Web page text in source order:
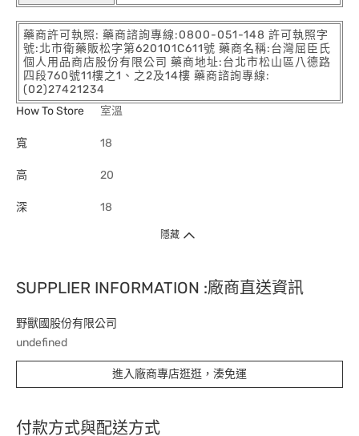
藥商許可執照: 藥商諮詢專線:0800-051-148 許可執照字
號:北市衛藥販松字第620101C611號 藥商名稱:台灣屈臣氏
個人用品商店股份有限公司 藥商地址:台北市松山區八德路
四段760號11樓之1、之2及14樓 藥商諮詢專線:
(02)27421234
How To Store
室溫
寬 18
高 20
深 18
隱藏
SUPPLIER INFORMATION :廠商直送資訊
野獸國股份有限公司
undefined
進入廠商專店逛逛，湊免運
付款方式與配送方式